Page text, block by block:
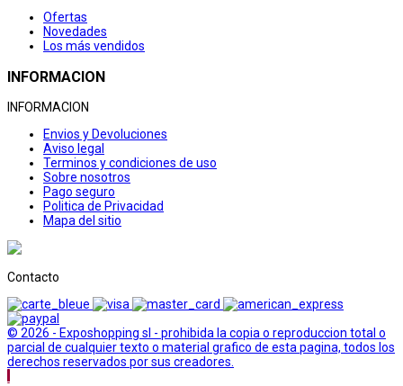
Ofertas
Novedades
Los más vendidos
INFORMACION
INFORMACION
Envios y Devoluciones
Aviso legal
Terminos y condiciones de uso
Sobre nosotros
Pago seguro
Politica de Privacidad
Mapa del sitio
Contacto
© 2026 - Exposhopping sl - prohibida la copia o reproduccion total o
parcial de cualquier texto o material grafico de esta pagina, todos los
derechos reservados por sus creadores.